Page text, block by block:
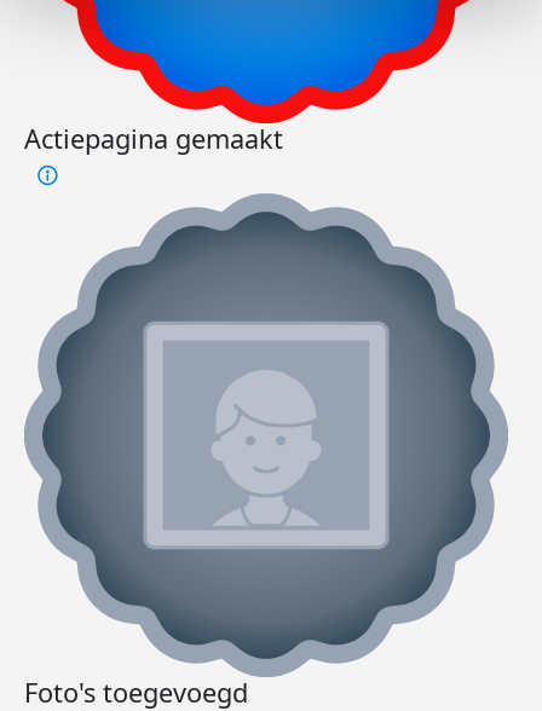
Actiepagina gemaakt
Foto's toegevoegd